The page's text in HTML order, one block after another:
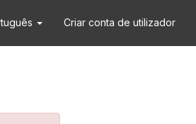
Criar conta de utilizador